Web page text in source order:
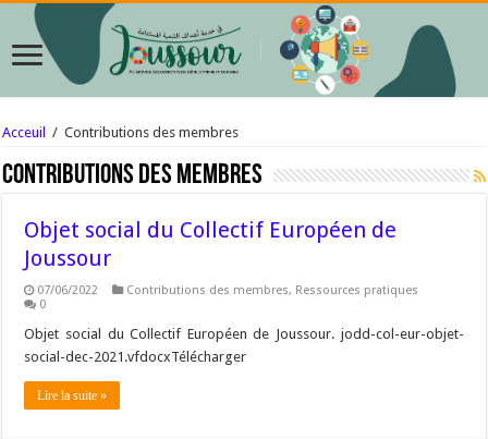
Acceuil / Contributions des membres
Contributions des membres
Objet social du Collectif Européen de
Joussour
07/06/2022 Contributions des membres, Ressources pratiques
0
Objet social du Collectif Européen de Joussour. jodd-col-eur-objet-
social-dec-2021.vfdocxTélécharger
Lire la suite »